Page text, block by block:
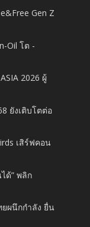
Gen Z
Oil โต -
2026 ผู้
ยังเติบโตต่อ
เสิร์ฟคอน
ด้” พลิก
ผนึกกำลัง ยื่น